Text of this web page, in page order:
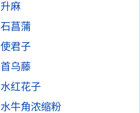
升麻
石菖蒲
使君子
首乌藤
水红花子
水牛角浓缩粉